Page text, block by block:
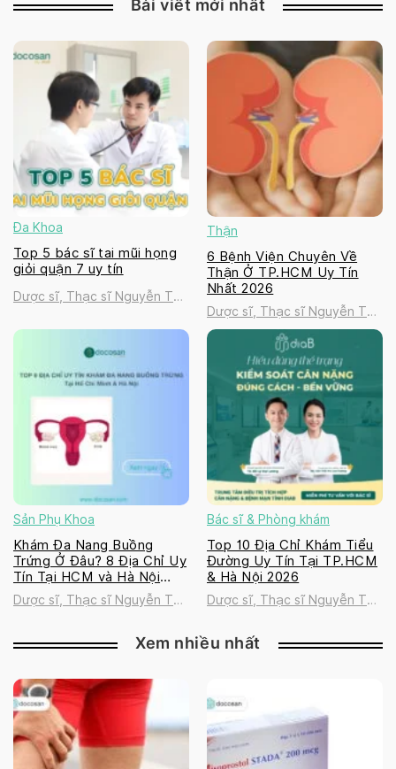
Bài viết mới nhất
Đa Khoa
Top 5 bác sĩ tai mũi họng
giỏi quận 7 uy tín
Dược sĩ, Thạc sĩ Nguyễn Thị
Thận
6 Bệnh Viện Chuyên Về
Thận Ở TP.HCM Uy Tín
Nhất 2026
Dược sĩ, Thạc sĩ Nguyễn Thị
Thanh Tú
Sản Phụ Khoa
Khám Đa Nang Buồng
Trứng Ở Đâu? 8 Địa Chỉ Uy
Tín Tại HCM và Hà Nội
2026
Dược sĩ, Thạc sĩ Nguyễn Thị
Bác sĩ & Phòng khám
Top 10 Địa Chỉ Khám Tiểu
Đường Uy Tín Tại TP.HCM
& Hà Nội 2026
Dược sĩ, Thạc sĩ Nguyễn Thị
Xem nhiều nhất